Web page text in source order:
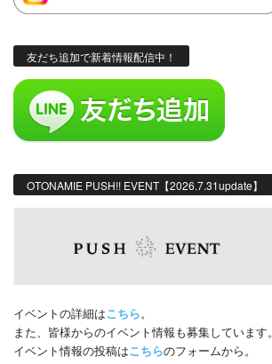
友だち追加で新着情報配信中！
OTONAMIE PUSH!! EVENT【2026.7.31update】
イベントの詳細はこちら。
また、皆様からのイベント情報も募集しています。
イベント情報の投稿はこちらのフォームから。